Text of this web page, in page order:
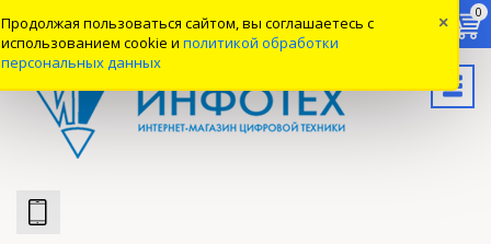
Продолжая пользоваться сайтом, вы соглашаетесь с
использованием cookie и политикой обработки
персональных данных
×
Вход
0